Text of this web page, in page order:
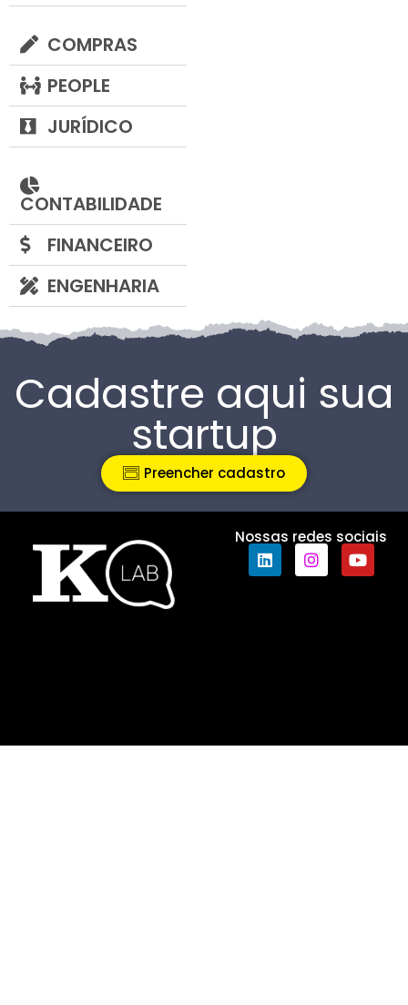
COMPRAS
PEOPLE
JURÍDICO
CONTABILIDADE
FINANCEIRO
ENGENHARIA
Cadastre aqui sua
startup
Preencher cadastro
Nossas redes sociais